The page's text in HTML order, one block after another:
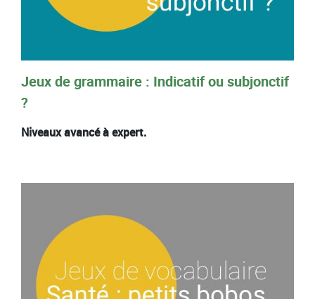
Jeux de grammaire : Indicatif ou subjonctif
?
Niveaux avancé à expert.